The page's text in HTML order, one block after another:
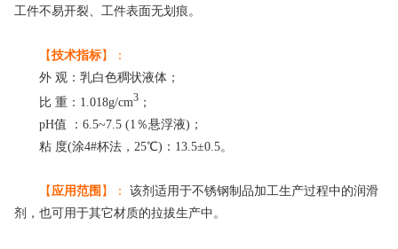
工件不易开裂、工件表面无划痕。
【技术指标】：
外 观：乳白色稠状液体；
比 重：1.018g/cm3 ；
pH值 ：6.5~7.5 (1％悬浮液)；
粘 度(涂4#杯法，25℃)：13.5±0.5。
【 应用范围 】： 该剂适用于不锈钢制品加工生产过程中的润滑
剂，也可用于其它材质的拉拔生产中。